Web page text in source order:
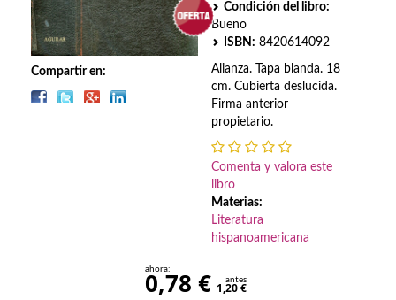
Biografía
Ciencia ficción
Compartir en:
Condición del libro:
Bueno
ISBN: 8420614092
Alianza. Tapa blanda. 18
cm. Cubierta deslucida.
Firma anterior
propietario.
Comenta y valora este
libro
Materias:
Literatura
hispanoamericana
ahora:
0,78 € antes
1,20 €